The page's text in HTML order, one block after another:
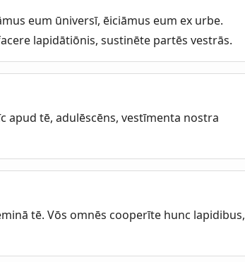
eum ūniversī, ēiciāmus eum ex urbe.
lapidātiōnis, sustinēte partēs vestrās.
apud tē, adulēscēns, vestīmenta nostra
tē. Vōs omnēs cooperīte hunc lapidibus,